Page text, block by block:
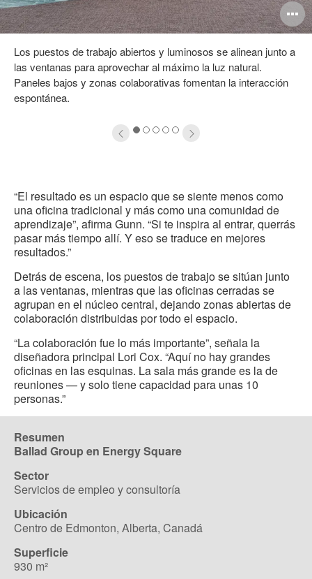
Los puestos de trabajo abiertos y luminosos se alinean junto a
las ventanas para aprovechar al máximo la luz natural.
Paneles bajos y zonas colaborativas fomentan la interacción
espontánea.
12345
“El resultado es un espacio que se siente menos como
una oficina tradicional y más como una comunidad de
aprendizaje”, afirma Gunn. “Si te inspira al entrar, querrás
pasar más tiempo allí. Y eso se traduce en mejores
resultados.”
Detrás de escena, los puestos de trabajo se sitúan junto
a las ventanas, mientras que las oficinas cerradas se
agrupan en el núcleo central, dejando zonas abiertas de
colaboración distribuidas por todo el espacio.
“La colaboración fue lo más importante”, señala la
diseñadora principal Lori Cox. “Aquí no hay grandes
oficinas en las esquinas. La sala más grande es la de
reuniones — y solo tiene capacidad para unas 10
personas.”
Resumen
Ballad Group en Energy Square
Sector
Servicios de empleo y consultoría
Ubicación
Centro de Edmonton, Alberta, Canadá
Superficie
930 m²